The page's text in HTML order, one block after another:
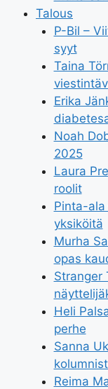
Talous
P-Bil –
syyt
Taina
Erika
Noah
2025
Laura
roolit
Pinta-
yksiköitä
Murha
opas
Stranger
Heli
perhe
Sanna
Reima